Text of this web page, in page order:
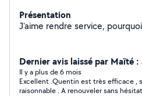
Présentation
J'aime rendre service,
Dernier avis laissé par Maïté
Il y a plus de 6 mois
Excellent .Quentin est très efficace ,
raisonnable . A renouveler sans